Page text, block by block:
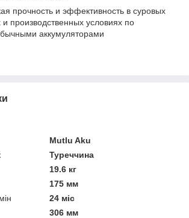
прочность и эффективность в суровых
и производственных условиях по
аккумуляторами
Mutlu Aku
Туреччина
19.6 кг
175 мм
24 міс
306 мм